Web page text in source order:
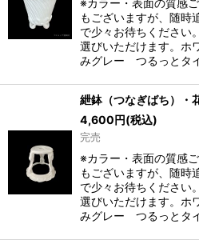
※カラー・表面の質感
もございますが、随時
で少々お待ちください
選びいただけます。
みグレー つるっとタ
紲鉢（つなぎばち）・
4,600円(税込)
完売
※カラー・表面の質感
もございますが、随時
で少々お待ちください
選びいただけます。
みグレー つるっとタ